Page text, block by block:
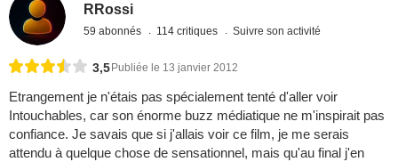
RRossi
59 abonnés 114 critiques Suivre son activité
3,5 Publiée le 13 janvier 2012
Etrangement je n'étais pas spécialement tenté d'aller voir
Intouchables, car son énorme buzz médiatique ne m'inspirait pas
confiance. Je savais que si j'allais voir ce film, je me serais
attendu à quelque chose de sensationnel, mais qu'au final j'en